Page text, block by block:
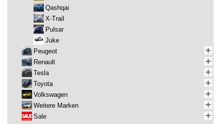
Qashqai
X-Trail
Pulsar
Juke
Peugeot
Renault
Tesla
Toyota
Volkswagen
Weitere Marken
Sale